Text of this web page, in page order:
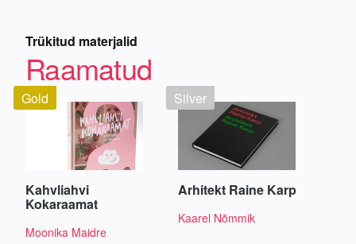
Trükitud materjalid
Raamatud
Kahvliahvi
Kokaraamat
Moonika Maidre
Gold
Arhitekt Raine Karp
Kaarel Nõmmik
Silver